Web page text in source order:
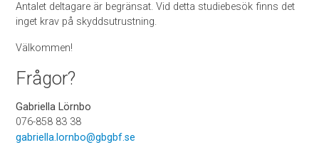
Antalet deltagare är begränsat. Vid detta studiebesök finns det
inget krav på skyddsutrustning.
Välkommen!
Frågor?
Gabriella Lörnbo
076-858 83 38
gabriella.lornbo@gbgbf.se